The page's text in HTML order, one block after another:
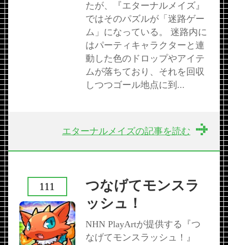
たが、『エターナルメイズ』
ではそのパズルが「迷路ゲー
ム」になっている。 迷路内に
はパーティキャラクターと連
動した色のドロップやアイテ
ムが落ちており、それを回収
しつつゴール地点に到...
エターナルメイズの記事を読む
つなげてモンスラ
ッシュ！
NHN PlayArtが提供する『つ
なげてモンスラッシュ！』
111